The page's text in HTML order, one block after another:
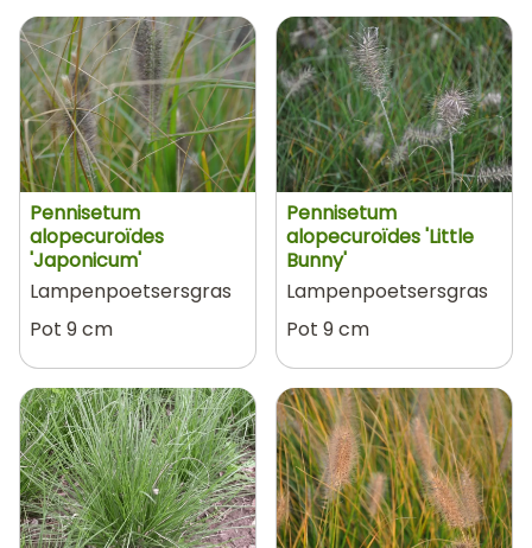
Pennisetum
alopecuroïdes
'Japonicum'
Lampenpoetsersgras
Pot 9 cm
Pennisetum
alopecuroïdes 'Little
Bunny'
Lampenpoetsersgras
Pot 9 cm